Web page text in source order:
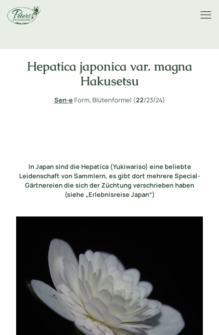
Hepatica japonica var. magna
Hakusetsu
Sen-eForm, Blütenformel (22/23/24)
In Japan sind die Hepatica (Yukiwariso) eine beliebte
Leidenschaft von Sammlern, es gibt dort mehrere Special-
Gärtnereien die sich der Züchtung verschrieben haben
(siehe „Erlebnisreise Japan“)